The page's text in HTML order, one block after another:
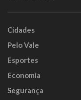
Cidades
Pelo Vale
Esportes
Economia
Segurança